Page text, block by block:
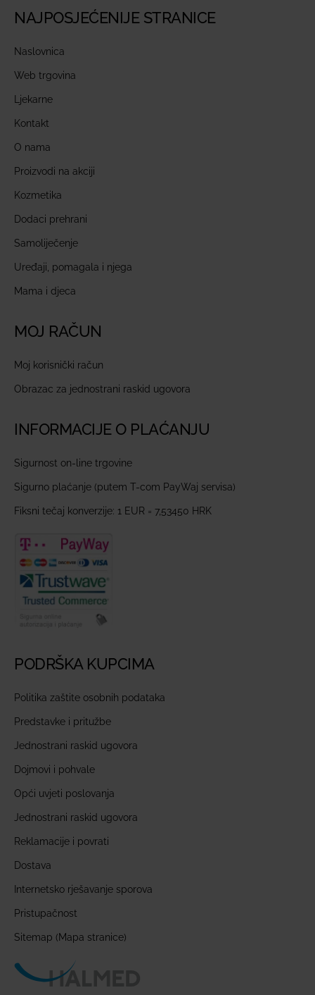
NAJPOSJEĆENIJE STRANICE
Naslovnica
Web trgovina
Ljekarne
Kontakt
O nama
Proizvodi na akciji
Kozmetika
Dodaci prehrani
Samoliječenje
Uređaji, pomagala i njega
Mama i djeca
MOJ RAČUN
Moj korisnički račun
Obrazac za jednostrani raskid ugovora
INFORMACIJE O PLAĆANJU
Sigurnost on-line trgovine
Sigurno plaćanje (putem T-com PayWaj servisa)
Fiksni tečaj konverzije: 1 EUR = 7,53450 HRK
PODRŠKA KUPCIMA
Politika zaštite osobnih podataka
Predstavke i pritužbe
Jednostrani raskid ugovora
Dojmovi i pohvale
Opći uvjeti poslovanja
Jednostrani raskid ugovora
Reklamacije i povrati
Dostava
Internetsko rješavanje sporova
Pristupačnost
Sitemap (Mapa stranice)